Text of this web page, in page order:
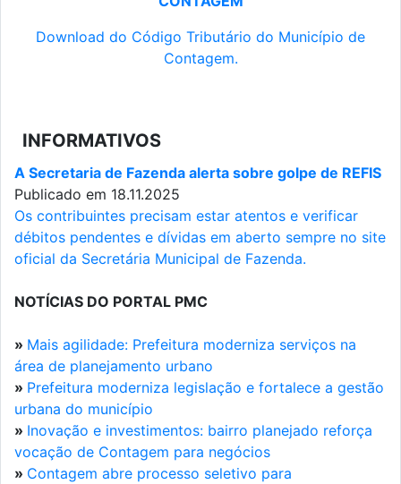
Download do Código Tributário do Município de
Contagem.
INFORMATIVOS
A Secretaria de Fazenda alerta sobre golpe de REFIS
Publicado em 18.11.2025
Os contribuintes precisam estar atentos e verificar
débitos pendentes e dívidas em aberto sempre no site
oficial da Secretária Municipal de Fazenda.
NOTÍCIAS DO PORTAL PMC
» Mais agilidade: Prefeitura moderniza serviços na
área de planejamento urbano
» Prefeitura moderniza legislação e fortalece a gestão
urbana do município
» Inovação e investimentos: bairro planejado reforça
vocação de Contagem para negócios
» Contagem abre processo seletivo para